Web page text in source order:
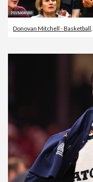
Donovan Mitchell - Basketball,